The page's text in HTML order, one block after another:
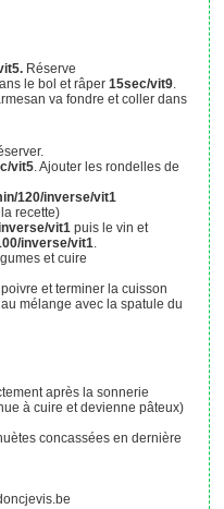
Réserve
le bol et râper15sec/vit9
va fondre et coller dans
vit5 . Ajouter les rondelles de
120/inverse/vit1
recette)
vit1 puis le vin et
inverse/vit1
et cuire
mélange avec la spatule du
à cuire et devienne pâteux)